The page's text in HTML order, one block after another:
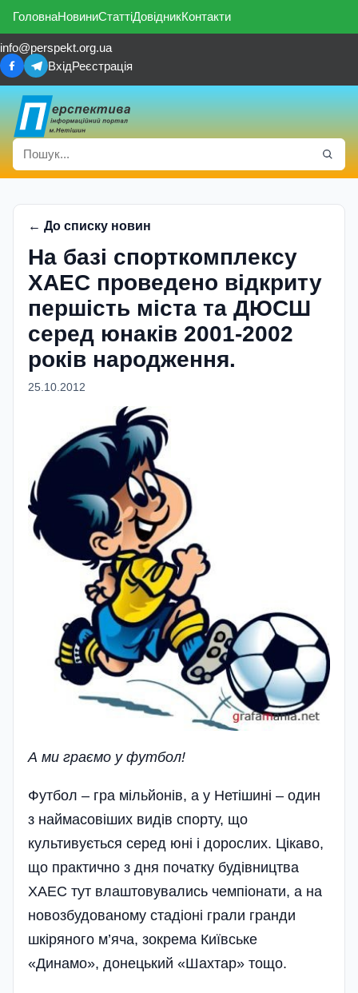
ГоловнаНовиниСтаттіДовідникКонтакти
info@perspekt.org.ua
ВхідРеєстрація
← До списку новин
На базі спорткомплексу
ХАЕС проведено відкриту
першість міста та ДЮСШ
серед юнаків 2001-2002
років народження.
25.10.2012
А ми граємо у футбол!
Футбол – гра мільйонів, а у Нетішині – один
з наймасовіших видів спорту, що
культивується серед юні і дорослих. Цікаво,
що практично з дня початку будівництва
ХАЕС тут влаштовувались чемпіонати, а на
новозбудованому стадіоні грали гранди
шкіряного м’яча, зокрема Київське
«Динамо», донецький «Шахтар» тощо.